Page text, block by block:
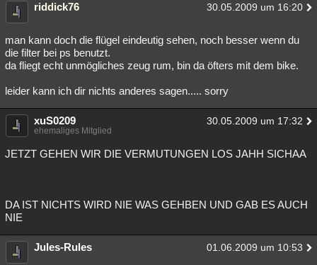
riddick76 30.05.2009 um 16:20
man kann doch die flügel eindeutig sehen, noch besser wenn du
die filter bei ps benutzt.
da fliegt echt unmögliches zeug rum, bin da öfters mit dem bike.
leider kann ich dir nichts anderes sagen..... sorry
xuS0209 30.05.2009 um 17:32
ehemaliges Mitglied
JETZT GEHEN WIR DIE VERMUTUNGEN LOS JAHH SICHAA
DA IST NICHTS WIRD NIE WAS GEHBEN UND GAB ES AUCH
NIE
Jules-Rules 01.06.2009 um 10:53